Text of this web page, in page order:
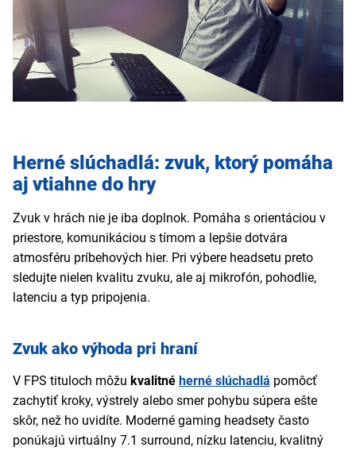
Herné slúchadlá: zvuk, ktorý pomáha
aj vtiahne do hry
Zvuk v hrách nie je iba doplnok. Pomáha s orientáciou v
priestore, komunikáciou s tímom a lepšie dotvára
atmosféru príbehových hier. Pri výbere headsetu preto
sledujte nielen kvalitu zvuku, ale aj mikrofón, pohodlie,
latenciu a typ pripojenia.
Zvuk ako výhoda pri hraní
V FPS tituloch môžu kvalitné herné slúchadlá pomôcť
zachytiť kroky, výstrely alebo smer pohybu súpera ešte
skôr, než ho uvidíte. Moderné gaming headsety často
ponúkajú virtuálny 7.1 surround, nízku latenciu, kvalitný